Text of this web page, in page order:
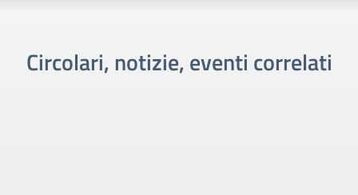
Circolari, notizie, eventi correlati